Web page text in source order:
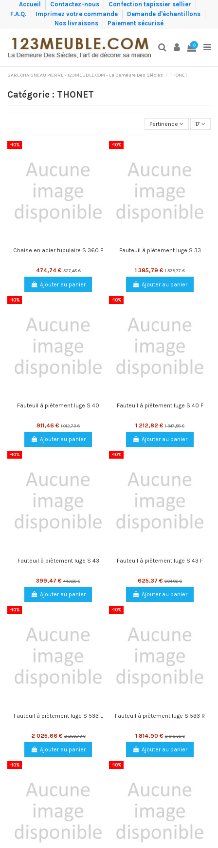
Accueil Contactez-nous
Confection tapissier sellier
F.A.Q.
Imprimez votre commande
Demande d'échantillons
Nos livraisons
Paiement sécurisé
0
SARL CHAIGNEAU PIERRE - 123MEUBLE.COM - La Demeure Des Siècles THONET
Catégorie : THONET
Pertinence 17
-10%
Chaise en acier tubulaire S 360 F
474,74 € 527,48 €
Ajouter au panier
-10%
Fauteuil à piètement luge S 33
1 385,79 € 1 539,77 €
Ajouter au panier
-10%
Fauteuil à piètement luge S 40
911,46 € 1 012,73 €
Ajouter au panier
-10%
Fauteuil à piètement luge S 40 F
1 212,82 € 1 347,58 €
Ajouter au panier
-10%
Fauteuil à piètement luge S 43
399,47 € 443,86 €
Ajouter au panier
-10%
Fauteuil à piètement luge S 43 F
625,37 € 694,86 €
Ajouter au panier
-10%
Fauteuil à piètement luge S 533 L
2 025,66 € 2 250,73 €
Ajouter au panier
-10%
Fauteuil à piètement luge S 533 R
1 814,90 € 2 016,56 €
Ajouter au panier
-10% -10%